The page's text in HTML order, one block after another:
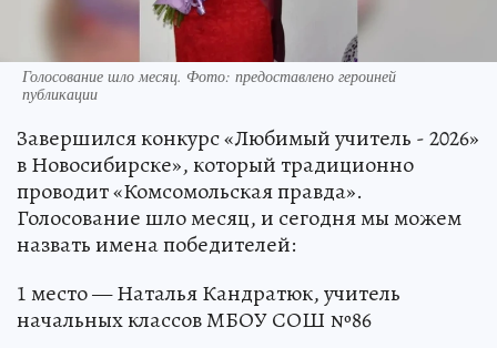
Голосование шло месяц. Фото: предоставлено героиней
публикации
Завершился конкурс «Любимый учитель - 2026»
в Новосибирске», который традиционно
проводит «Комсомольская правда».
Голосование шло месяц, и сегодня мы можем
назвать имена победителей:
1 место — Наталья Кандратюк, учитель
начальных классов МБОУ СОШ №86